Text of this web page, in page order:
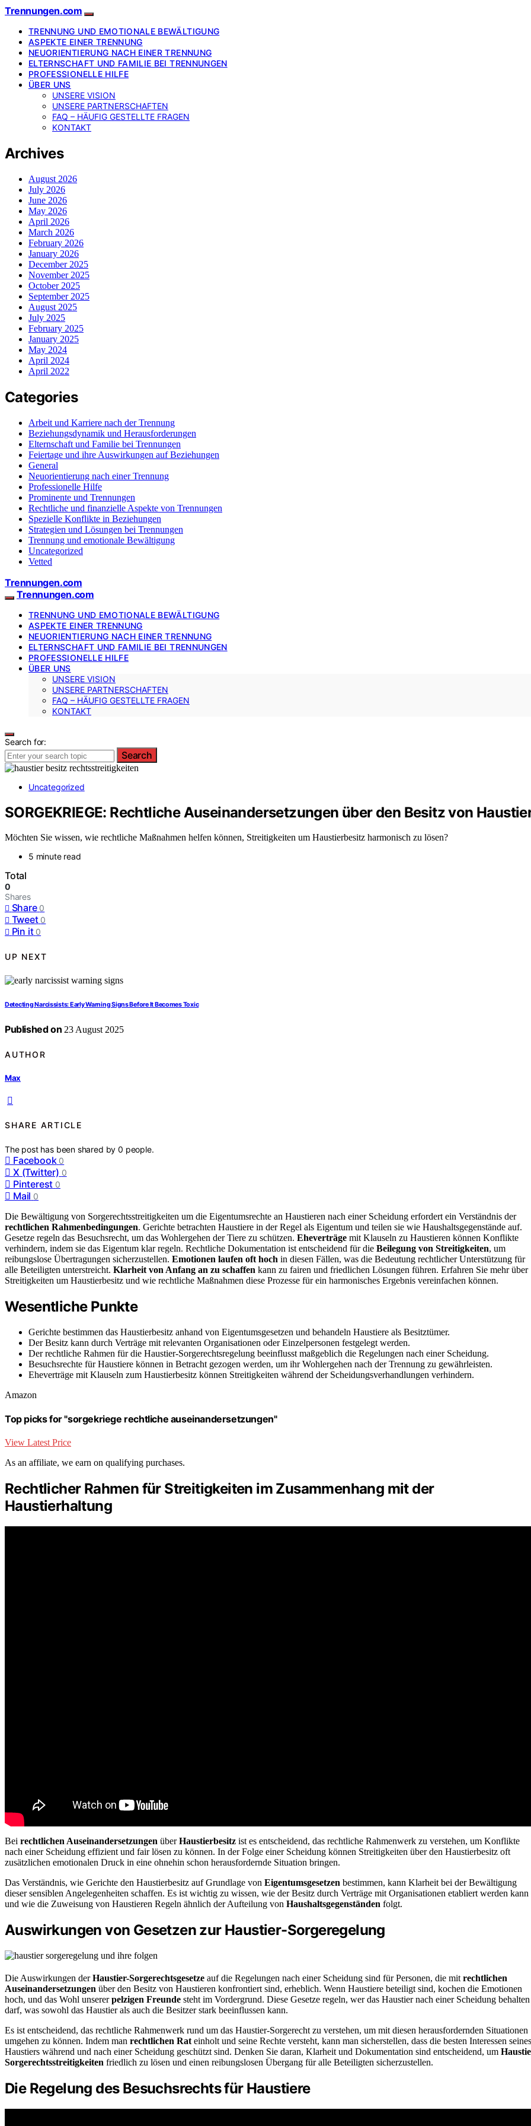
Trennungen.com
TRENNUNG UND EMOTIONALE BEWÄLTIGUNG
ASPEKTE EINER TRENNUNG
NEUORIENTIERUNG NACH EINER TRENNUNG
ELTERNSCHAFT UND FAMILIE BEI TRENNUNGEN
PROFESSIONELLE HILFE
ÜBER UNS
UNSERE VISION
UNSERE PARTNERSCHAFTEN
FAQ – HÄUFIG GESTELLTE FRAGEN
KONTAKT
Archives
August 2026
July 2026
June 2026
May 2026
April 2026
March 2026
February 2026
January 2026
December 2025
November 2025
October 2025
September 2025
August 2025
July 2025
February 2025
January 2025
May 2024
April 2024
April 2022
Categories
Arbeit und Karriere nach der Trennung
Beziehungsdynamik und Herausforderungen
Elternschaft und Familie bei Trennungen
Feiertage und ihre Auswirkungen auf Beziehungen
General
Neuorientierung nach einer Trennung
Professionelle Hilfe
Prominente und Trennungen
Rechtliche und finanzielle Aspekte von Trennungen
Spezielle Konflikte in Beziehungen
Strategien und Lösungen bei Trennungen
Trennung und emotionale Bewältigung
Uncategorized
Vetted
Trennungen.com
Trennungen.com
TRENNUNG UND EMOTIONALE BEWÄLTIGUNG
ASPEKTE EINER TRENNUNG
NEUORIENTIERUNG NACH EINER TRENNUNG
ELTERNSCHAFT UND FAMILIE BEI TRENNUNGEN
PROFESSIONELLE HILFE
ÜBER UNS
UNSERE VISION
UNSERE PARTNERSCHAFTEN
FAQ – HÄUFIG GESTELLTE FRAGEN
KONTAKT
Search for:
Search
Uncategorized
SORGEKRIEGE: Rechtliche Auseinandersetzungen über den Besitz von
Möchten Sie wissen, wie rechtliche Maßnahmen helfen können, Streitigkeiten um Haustierbesitz harmonisch zu lösen?
5 minute read
Total
0
Shares
Share 0
Tweet 0
Pin it 0
UP NEXT
Detecting Narcissists: Early Warning Signs Before It Becomes Toxic
Published on 23 August 2025
AUTHOR
Max
SHARE ARTICLE
The post has been shared by0 people.
Facebook 0
X (Twitter) 0
Pinterest 0
Mail 0
Die Bewältigung von Sorgerechtsstreitigkeiten um die Eigentumsrechte an Haustieren nach einer Scheidung erfordert ein Verständnis der
rechtlichen Rahmenbedingungen. Gerichte betrachten Haustiere in der Regel als Eigentum und teilen sie wie Haushaltsgegenstände auf.
Gesetze regeln das Besuchsrecht, um das Wohlergehen der Tiere zu schützen. Eheverträge mit Klauseln zu Haustieren können Konflikte
verhindern, indem sie das Eigentum klar regeln. Rechtliche Dokumentation ist entscheidend für die Beilegung von Streitigkeiten, um
reibungslose Übertragungen sicherzustellen. Emotionen laufen oft hoch in diesen Fällen, was die Bedeutung rechtlicher Unterstützung für
alle Beteiligten unterstreicht. Klarheit von Anfang an zu schaffen kann zu fairen und friedlichen Lösungen führen. Erfahren Sie mehr über
Streitigkeiten um Haustierbesitz und wie rechtliche Maßnahmen diese Prozesse für ein harmonisches Ergebnis vereinfachen können.
Wesentliche Punkte
Gerichte bestimmen das Haustierbesitz anhand von Eigentumsgesetzen und behandeln Haustiere als Besitztümer.
Der Besitz kann durch Verträge mit relevanten Organisationen oder Einzelpersonen festgelegt werden.
Der rechtliche Rahmen für die Haustier-Sorgerechtsregelung beeinflusst maßgeblich die Regelungen nach einer Scheidung.
Besuchsrechte für Haustiere können in Betracht gezogen werden, um ihr Wohlergehen nach der Trennung zu gewährleisten.
Eheverträge mit Klauseln zum Haustierbesitz können Streitigkeiten während der Scheidungsverhandlungen verhindern.
Amazon
Top picks for "sorgekriege rechtliche auseinandersetzungen"
View Latest Price
As an affiliate, we earn on qualifying purchases.
Rechtlicher Rahmen für Streitigkeiten im Zusammenhang mit der
Haustierhaltung
Bei rechtlichen Auseinandersetzungen überHaustierbesitz ist es entscheidend, das rechtliche Rahmenwerk zu verstehen, um Konflikte
nach einer Scheidung effizient und fair lösen zu können. In der Folge einer Scheidung können Streitigkeiten über den Haustierbesitz oft
zusätzlichen emotionalen Druck in eine ohnehin schon herausfordernde Situation bringen.
Das Verständnis, wie Gerichte den Haustierbesitz auf Grundlage von Eigentumsgesetzen bestimmen, kann Klarheit bei der Bewältigung
dieser sensiblen Angelegenheiten schaffen. Es ist wichtig zu wissen, wie der Besitz durch Verträge mit Organisationen etabliert werden kann
und wie die Zuweisung von Haustieren Regeln ähnlich der Aufteilung von Haushaltsgegenständen folgt.
Auswirkungen von Gesetzen zur Haustier-Sorgeregelung
Die Auswirkungen derHaustier-Sorgerechtsgesetze auf die Regelungen nach einer Scheidung sind für Personen, die mit rechtlichen
Auseinandersetzungen über den Besitz von Haustieren konfrontiert sind, erheblich. Wenn Haustiere beteiligt sind, kochen die Emotionen
hoch, und das Wohl unsererpelzigen Freunde steht im Vordergrund. Diese Gesetze regeln, wer das Haustier nach einer Scheidung behalten
darf, was sowohl das Haustier als auch die Besitzer stark beeinflussen kann.
Es ist entscheidend, das rechtliche Rahmenwerk rund um das Haustier-Sorgerecht zu verstehen, um mit diesen herausfordernden Situationen
umgehen zu können. Indem man rechtlichen Rat einholt und seine Rechte versteht, kann man sicherstellen, dass die besten Interessen seines
Haustiers während und nach einer Scheidung geschützt sind. Denken Sie daran, Klarheit und Dokumentation sind entscheidend, um
Sorgerechtsstreitigkeiten friedlich zu lösen und einen reibungslosen Übergang für alle Beteiligten sicherzustellen.
Die Regelung des Besuchsrechts für Haustiere